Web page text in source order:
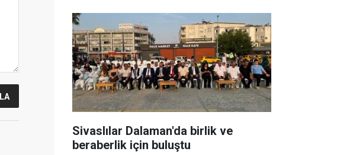
Sivaslılar Dalaman'da birlik ve
beraberlik için buluştu